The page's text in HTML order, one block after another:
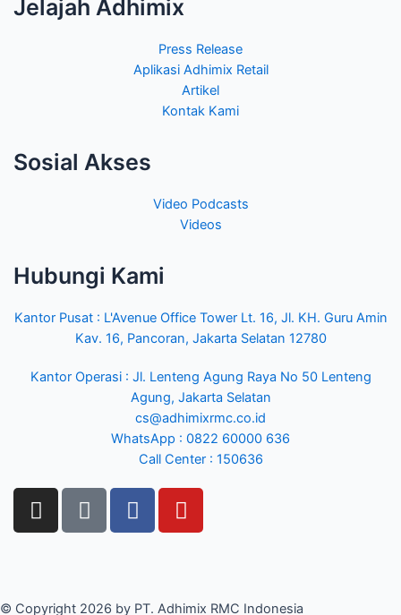
Jelajah Adhimix
Press Release
Aplikasi Adhimix Retail
Artikel
Kontak Kami
Sosial Akses
Video Podcasts
Videos
Hubungi Kami
Kantor Pusat : L'Avenue Office Tower Lt. 16, Jl. KH. Guru Amin
Kav. 16, Pancoran, Jakarta Selatan 12780
Kantor Operasi : Jl. Lenteng Agung Raya No 50 Lenteng
Agung, Jakarta Selatan
cs@adhimixrmc.co.id
WhatsApp : 0822 60000 636
Call Center : 150636
© Copyright 2026 by PT. Adhimix RMC Indonesia